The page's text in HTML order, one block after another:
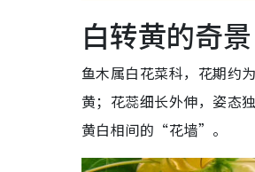
白转黄的奇
鱼木属白花菜科，花期约
黄；花蕊细长外伸，姿态
黄白相间的“花墙”。